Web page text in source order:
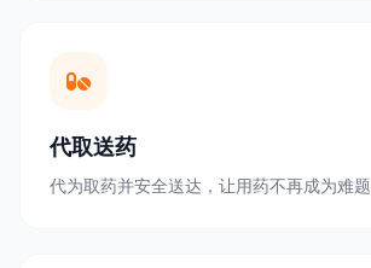
代取送药
代为取药并安全送达，让用药不再成为难题